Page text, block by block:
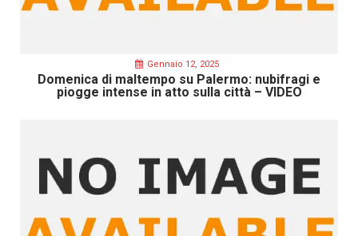
Gennaio 12, 2025
Domenica di maltempo su Palermo: nubifragi e
piogge intense in atto sulla città – VIDEO